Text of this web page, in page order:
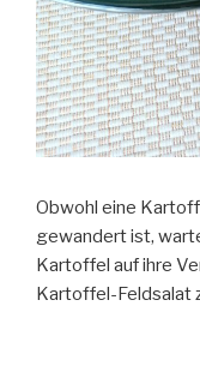
Obwohl eine
gewandert ist,
Kartoffel auf ihre
Kartoffel-Feldsalat